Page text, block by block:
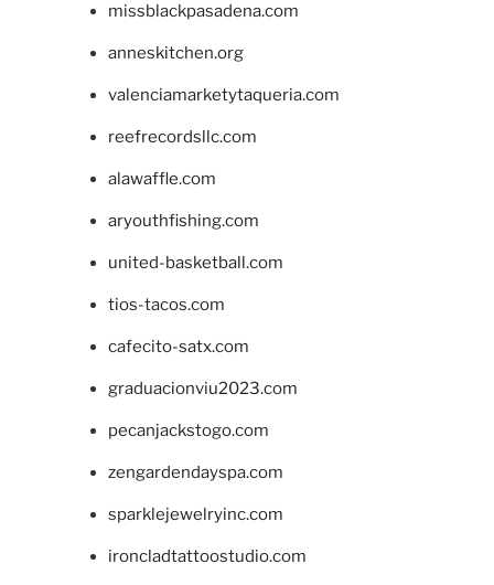
missblackpasadena.com
anneskitchen.org
valenciamarketytaqueria.com
reefrecordsllc.com
alawaffle.com
aryouthfishing.com
united-basketball.com
tios-tacos.com
cafecito-satx.com
graduacionviu2023.com
pecanjackstogo.com
zengardendayspa.com
sparklejewelryinc.com
ironcladtattoostudio.com